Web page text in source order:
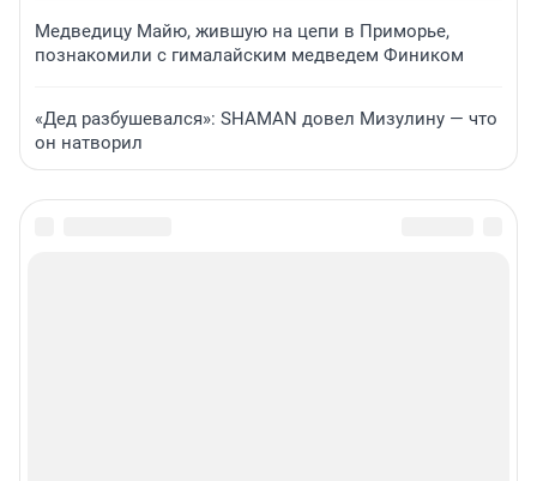
Медведицу Майю, жившую на цепи в Приморье,
познакомили с гималайским медведем Фиником
«Дед разбушевался»: SHAMAN довел Мизулину — что
он натворил